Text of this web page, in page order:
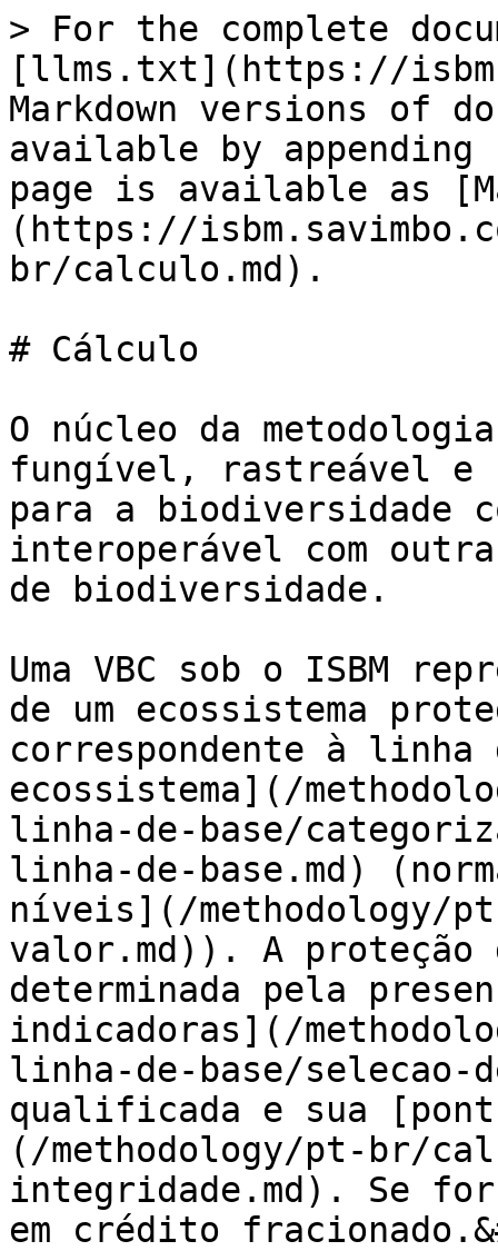
> For the complete
[llms.txt](https://
Markdown versions of
available by
page is available as
(https://
br/calculo.md).
# Cálculo
O núcleo da
fungível, rastreável e
para a biodiversidade
interoperável com
de biodiversidade.
Uma VBC sob o ISBM
de um ecossistema
correspondente à
ecossistema](/
linha-de-base/
linha-de-base.md)
níveis](/methodology/
valor.md)). A proteção
determinada pela
indicadoras](/
linha-de-base/selecao-
qualificada e sua
(/methodology/pt-br/
integridade.md). Se
em crédito